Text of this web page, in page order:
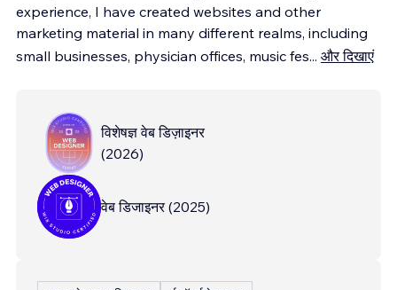
experience, I have created websites and other
marketing material in many different realms, including
small businesses, physician offices, music fes... और दिखाएं
विशेषज्ञ वेब डिज़ाइनर
(2026)
वेब डिजाइनर(2025)